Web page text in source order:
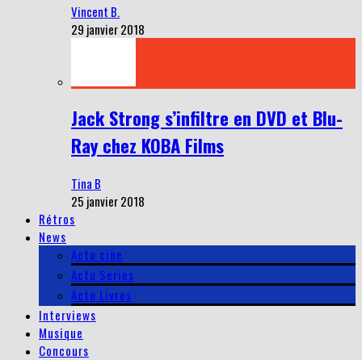
Vincent B.
29 janvier 2018
Jack Strong s’infiltre en DVD et Blu-
Ray chez KOBA Films
Tina B
25 janvier 2018
Rétros
News
Actu cine
Actu Series
Actu Livres
Interviews
Musique
Concours